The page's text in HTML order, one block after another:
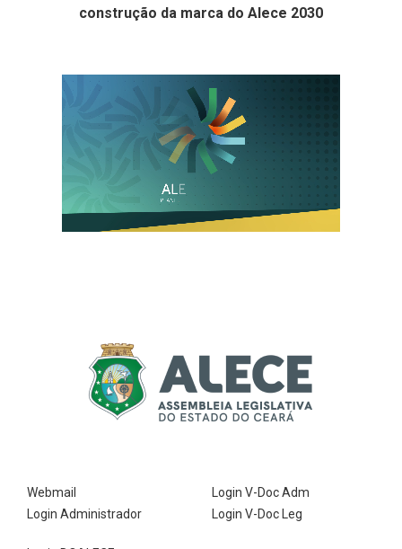
construção da marca do Alece 2030
Webmail
Login Administrador
Login V-Doc Adm
Login V-Doc Leg